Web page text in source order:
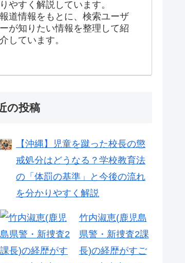
りやすく解説しています。
報道情報をもとに、検索ユーザ
ーが知りたい情報を整理して紹
介しています。
の投稿
【沖縄】児童を蹴った校長の懲
戒処分はどうなる？学校教育法
の「体罰の基準」と今後の流れ
を分かりやすく解説
竹内淑恵(鹿児島
県警・新捜査2課
長)の経歴がすご